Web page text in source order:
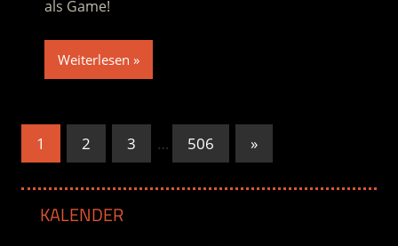
als Game!
Weiterlesen
Seitennummerierung
Beiträge
1 2 3 … 506
Nächste
Beiträge
»
KALENDER